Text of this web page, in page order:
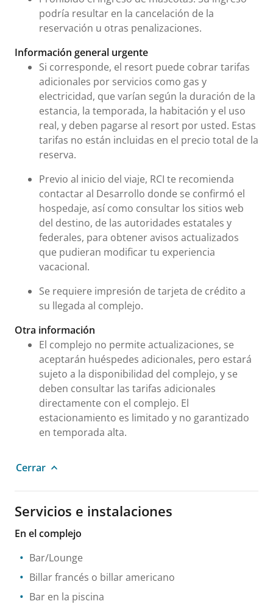
podría resultar en la cancelación de la
reservación u otras penalizaciones.
Información general urgente
Si corresponde, el resort puede cobrar tarifas
adicionales por servicios como gas y
electricidad, que varían según la duración de la
estancia, la temporada, la habitación y el uso
real, y deben pagarse al resort por usted. Estas
tarifas no están incluidas en el precio total de la
reserva.
Previo al inicio del viaje, RCI te recomienda
contactar al Desarrollo donde se confirmó el
hospedaje, así como consultar los sitios web
del destino, de las autoridades estatales y
federales, para obtener avisos actualizados
que pudieran modificar tu experiencia
vacacional.
Se requiere impresión de tarjeta de crédito a
su llegada al complejo.
Otra información
El complejo no permite actualizaciones, se
aceptarán huéspedes adicionales, pero estará
sujeto a la disponibilidad del complejo, y se
deben consultar las tarifas adicionales
directamente con el complejo. El
estacionamiento es limitado y no garantizado
en temporada alta.
Cerrar
Servicios e instalaciones
En el complejo
Bar/Lounge
Billar francés o billar americano
Bar en la piscina